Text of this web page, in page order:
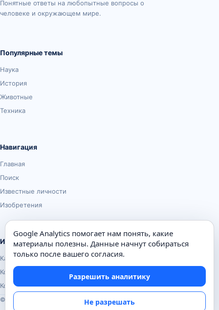
Понятные ответы на любопытные вопросы о
человеке и окружающем мире.
Популярные темы
Наука
История
Животные
Техника
Навигация
Главная
Поиск
Известные личности
Изобретения
Информация
Карта сайта
Контакты
Конфиденциальность
© Почемуха.ру, 2010–2026
Google Analytics помогает нам понять, какие
материалы полезны. Данные начнут собираться
только после вашего согласия.
Разрешить аналитику
Не разрешать